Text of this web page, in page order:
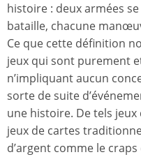
histoire : deux armées
bataille, chacune
Ce que cette définition
jeux qui sont purement
n’impliquant aucun
sorte de suite
une histoire. De tels
jeux de cartes
d’argent comme le